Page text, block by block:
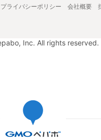
プライバシーポリシー 会社概要
Inc. All rights reserved.